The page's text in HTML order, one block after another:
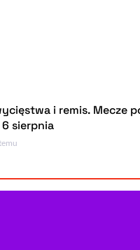
i remis. Mecze polskich